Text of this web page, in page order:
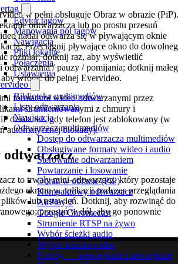
Edytor tagów
Mapowania pól tagów
Nawigacja
Pliki lokalne
Połączenia
Ustawienia
Biblioteka multimediów
Listy odtwarzania
Nawigacja
Odtwarzacz multimediów
Dostęp do odtwarzacza multimediów
Obsługiwane formaty wideo i audio
Sterowanie odtwarzaniem
Powtarzanie i losowanie
Obraz w obrazie (PiP)
Kompaktowy odtwarzacz
AirPlay 2
Google Chromecast
Strumienie RTSP na żywo
Wybór ścieżki audio
Wybór ścieżki wideo
Napisy — wewnętrzne i zewnętrzne
w pełni obsługuje Obraz w obrazie (PiP).
odtwarzacza lub po prostu przesuń
nadal odtwarza się w pływającym oknie
Przeciągnij pływające okno do
rozmiar; dotknij raz, aby wyświetlić
/ pauzy / pomijania; dotknij
wrócić do pełnej Evervideo.
formatami wideo odtwarzanymi przez
strumieniowanymi z chmury i
działa też, gdy telefon jest zablokowany (w
automatycznej blokady).
to trwały mini-odtwarzacz, który pozostaje
ekranu w aplikacji podczas przeglądania
lub ustawień. Dotknij, aby rozwinąć do
przesuń w dół, aby go ponownie